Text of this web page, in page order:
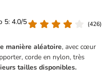
5: 4.0/5
(426)
manière aléatoire, avec cœur
corde en nylon, très
tailles disponibles.